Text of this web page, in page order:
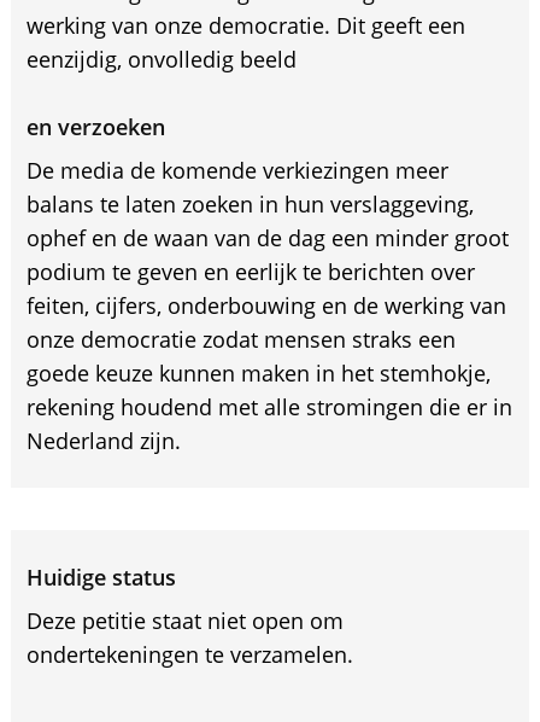
werking van onze democratie. Dit geeft een
eenzijdig, onvolledig beeld
en verzoeken
De media de komende verkiezingen meer
balans te laten zoeken in hun verslaggeving,
ophef en de waan van de dag een minder groot
podium te geven en eerlijk te berichten over
feiten, cijfers, onderbouwing en de werking van
onze democratie zodat mensen straks een
goede keuze kunnen maken in het stemhokje,
rekening houdend met alle stromingen die er in
Nederland zijn.
Huidige status
Deze petitie staat niet open om
ondertekeningen te verzamelen.